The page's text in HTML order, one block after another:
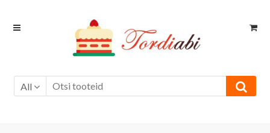
Skip
Skip
All